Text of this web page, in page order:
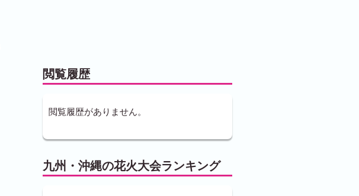
閲覧履歴
閲覧履歴がありません。
九州・沖縄の花火大会ランキング